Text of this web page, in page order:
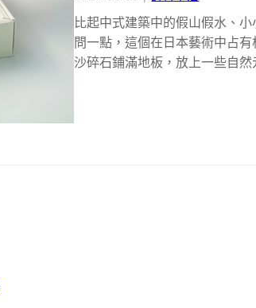
比起中式建築中的假山假水、
問一點，這個在日本藝術中占
沙碎石鋪滿地板，放上一些自